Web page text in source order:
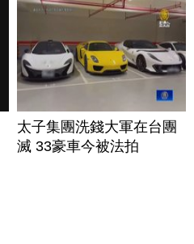
太子集團洗錢大軍在台團
滅 33豪車今被法拍